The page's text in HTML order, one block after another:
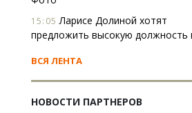
15:05 Ларисе Долиной хотят
предложить высокую должность
ВСЯ ЛЕНТА
НОВОСТИ ПАРТНЕРОВ